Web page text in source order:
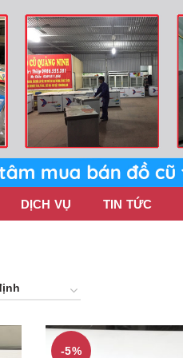
DỊCH VỤ TIN TỨC
-5%